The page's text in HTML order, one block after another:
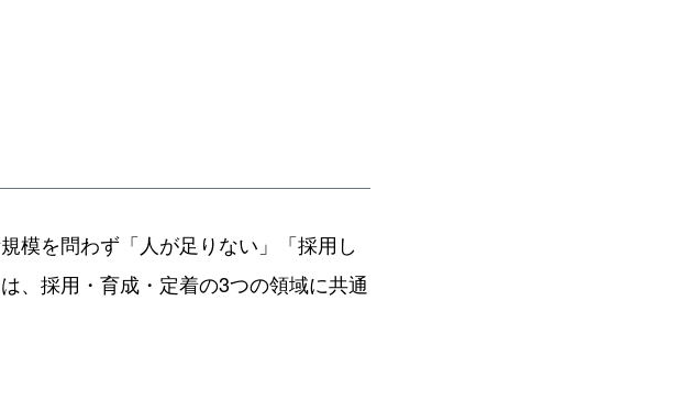
模を問わず「人が足りない」「採用し
、採用・育成・定着の3つの領域に共通